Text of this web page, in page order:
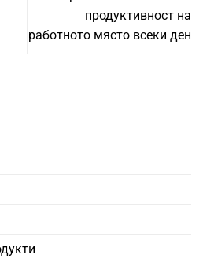
продуктивност на
работното място всеки ден